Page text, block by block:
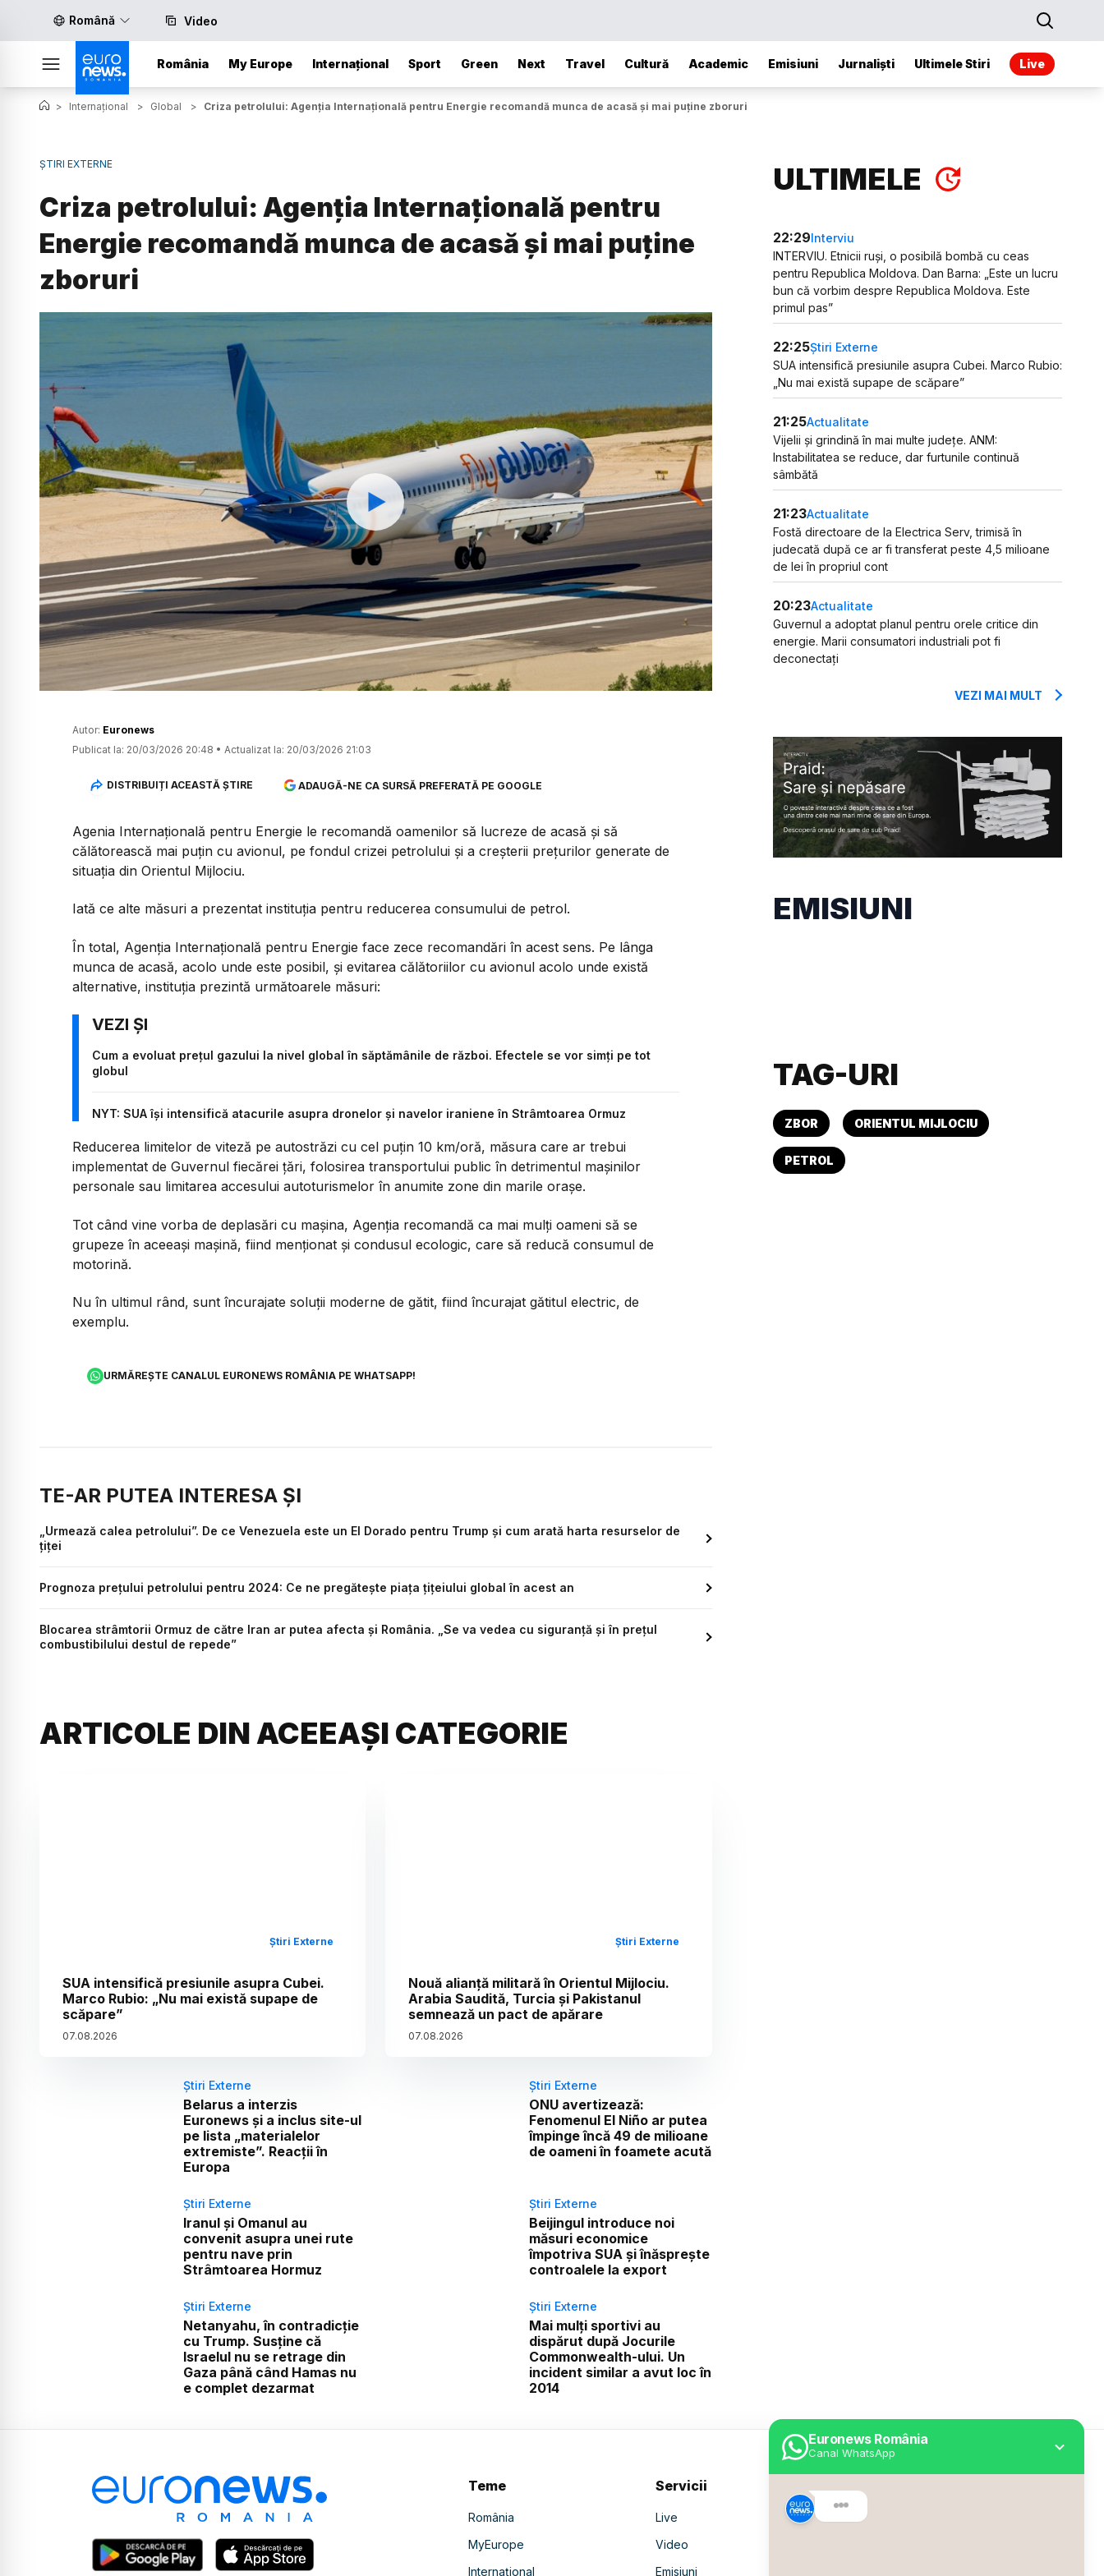
Română Video
România My Europe Internațional Sport Green Next Travel Cultură Academic Emisiuni Jurnaliști Ultimele Stiri Live
Euronews România
Canal WhatsApp
> Internațional > Global > Criza petrolului: Agenția Internațională pentru Energie recomandă munca de acasă și mai puține zboruri
ȘTIRI EXTERNE
Criza petrolului: Agenția Internațională pentru
Energie recomandă munca de acasă și mai puține
zboruri
Watch
Autor: Euronews
Publicat la: 20/03/2026 20:48 • Actualizat la: 20/03/2026 21:03
DISTRIBUIȚI ACEASTĂ ȘTIRE ADAUGĂ-NE CA SURSĂ PREFERATĂ PE GOOGLE
Agenia Internațională pentru Energie le recomandă oamenilor să lucreze de acasă și să
călătorească mai puțin cu avionul, pe fondul crizei petrolului și a creșterii prețurilor generate de
situația din Orientul Mijlociu.
Iată ce alte măsuri a prezentat instituția pentru reducerea consumului de petrol.
În total, Agenția Internațională pentru Energie face zece recomandări în acest sens. Pe lânga
munca de acasă, acolo unde este posibil, și evitarea călătoriilor cu avionul acolo unde există
alternative, instituția prezintă următoarele măsuri:
Cum a evoluat prețul gazului la nivel global în săptămânile de război. Efectele se vor simți pe tot
globul
NYT: SUA își intensifică atacurile asupra dronelor și navelor iraniene în Strâmtoarea Ormuz
Reducerea limitelor de viteză pe autostrăzi cu cel puțin 10 km/oră, măsura care ar trebui
implementat de Guvernul fiecărei țări, folosirea transportului public în detrimentul mașinilor
personale sau limitarea accesului autoturismelor în anumite zone din marile orașe.
Tot când vine vorba de deplasări cu mașina, Agenția recomandă ca mai mulți oameni să se
grupeze în aceeași mașină, fiind menționat și condusul ecologic, care să reducă consumul de
motorină.
Nu în ultimul rând, sunt încurajate soluții moderne de gătit, fiind încurajat gătitul electric, de
exemplu.
URMĂREȘTE CANALUL EURONEWS ROMÂNIA PE WHATSAPP!
TE-AR PUTEA INTERESA ȘI
„Urmează calea petrolului”. De ce Venezuela este un El Dorado pentru Trump și cum arată harta resurselor de
țiței
Prognoza prețului petrolului pentru 2024: Ce ne pregătește piața țițeiului global în acest an
Blocarea strâmtorii Ormuz de către Iran ar putea afecta și România. „Se va vedea cu siguranță și în prețul
combustibilului destul de repede”
ARTICOLE DIN ACEEAȘI CATEGORIE
Știri Externe
SUA intensifică presiunile asupra Cubei.
Marco Rubio: „Nu mai există supape de
scăpare”
07.08.2026
Știri Externe
Nouă alianță militară în Orientul Mijlociu.
Arabia Saudită, Turcia și Pakistanul
semnează un pact de apărare
07.08.2026
Știri Externe
Belarus a interzis
Euronews și a inclus site-ul
pe lista „materialelor
extremiste”. Reacții în
Europa
Știri Externe
ONU avertizează:
Fenomenul El Niño ar putea
împinge încă 49 de milioane
de oameni în foamete acută
Știri Externe
Iranul și Omanul au
convenit asupra unei rute
pentru nave prin
Strâmtoarea Hormuz
Știri Externe
Beijingul introduce noi
măsuri economice
împotriva SUA și înăsprește
controalele la export
Știri Externe
Netanyahu, în contradicție
cu Trump. Susține că
Israelul nu se retrage din
Gaza până când Hamas nu
e complet dezarmat
Știri Externe
Mai mulți sportivi au
dispărut după Jocurile
Commonwealth-ului. Un
incident similar a avut loc în
2014
ULTIMELE
22:29Interviu
INTERVIU. Etnicii ruși, o posibilă bombă cu ceas
pentru Republica Moldova. Dan Barna: „Este un lucru
bun că vorbim despre Republica Moldova. Este
primul pas”
22:25Știri Externe
SUA intensifică presiunile asupra Cubei. Marco Rubio:
„Nu mai există supape de scăpare”
21:25Actualitate
Vijelii și grindină în mai multe județe. ANM:
Instabilitatea se reduce, dar furtunile continuă
sâmbătă
21:23Actualitate
Fostă directoare de la Electrica Serv, trimisă în
judecată după ce ar fi transferat peste 4,5 milioane
de lei în propriul cont
20:23Actualitate
Guvernul a adoptat planul pentru orele critice din
energie. Marii consumatori industriali pot fi
deconectați
VEZI MAI MULT
EMISIUNI
TAG-URI
ZBOR ORIENTUL MIJLOCIU
PETROL
Teme
România
MyEurope
Internațional
Servicii
Live
Video
Emisiuni
Despre Euronews